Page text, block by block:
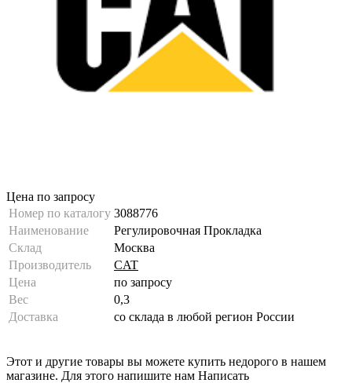
Цена по запросу
Номер по каталогу 3088776
Наименование
Регулировочная Прокладка
Склад
Москва
Производитель
CAT
Цена
по запросу
Вес
0,3
Доставка
со склада в любой регион России
Этот и другие товары вы можете купить недорого в нашем
магазине. Для этого напишите нам Написать